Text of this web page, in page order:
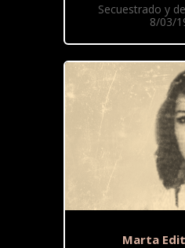
Secuestrado y
8/03/
Marta